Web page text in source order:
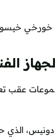
خورخي
عقب
دونيس،